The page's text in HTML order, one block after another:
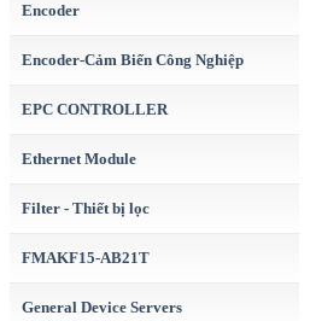
Encoder
Encoder-Cảm Biến Công Nghiệp
EPC CONTROLLER
Ethernet Module
Filter - Thiết bị lọc
FMAKF15-AB21T
General Device Servers